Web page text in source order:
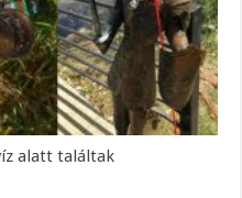
alatt találtak